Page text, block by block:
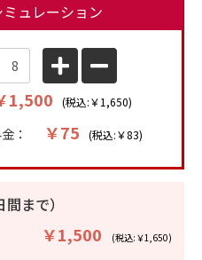
ュレーション
1,500 (税込:￥1,650)
： ￥75 (税込:￥83)
まで）
￥1,500 (税込:￥1,650)